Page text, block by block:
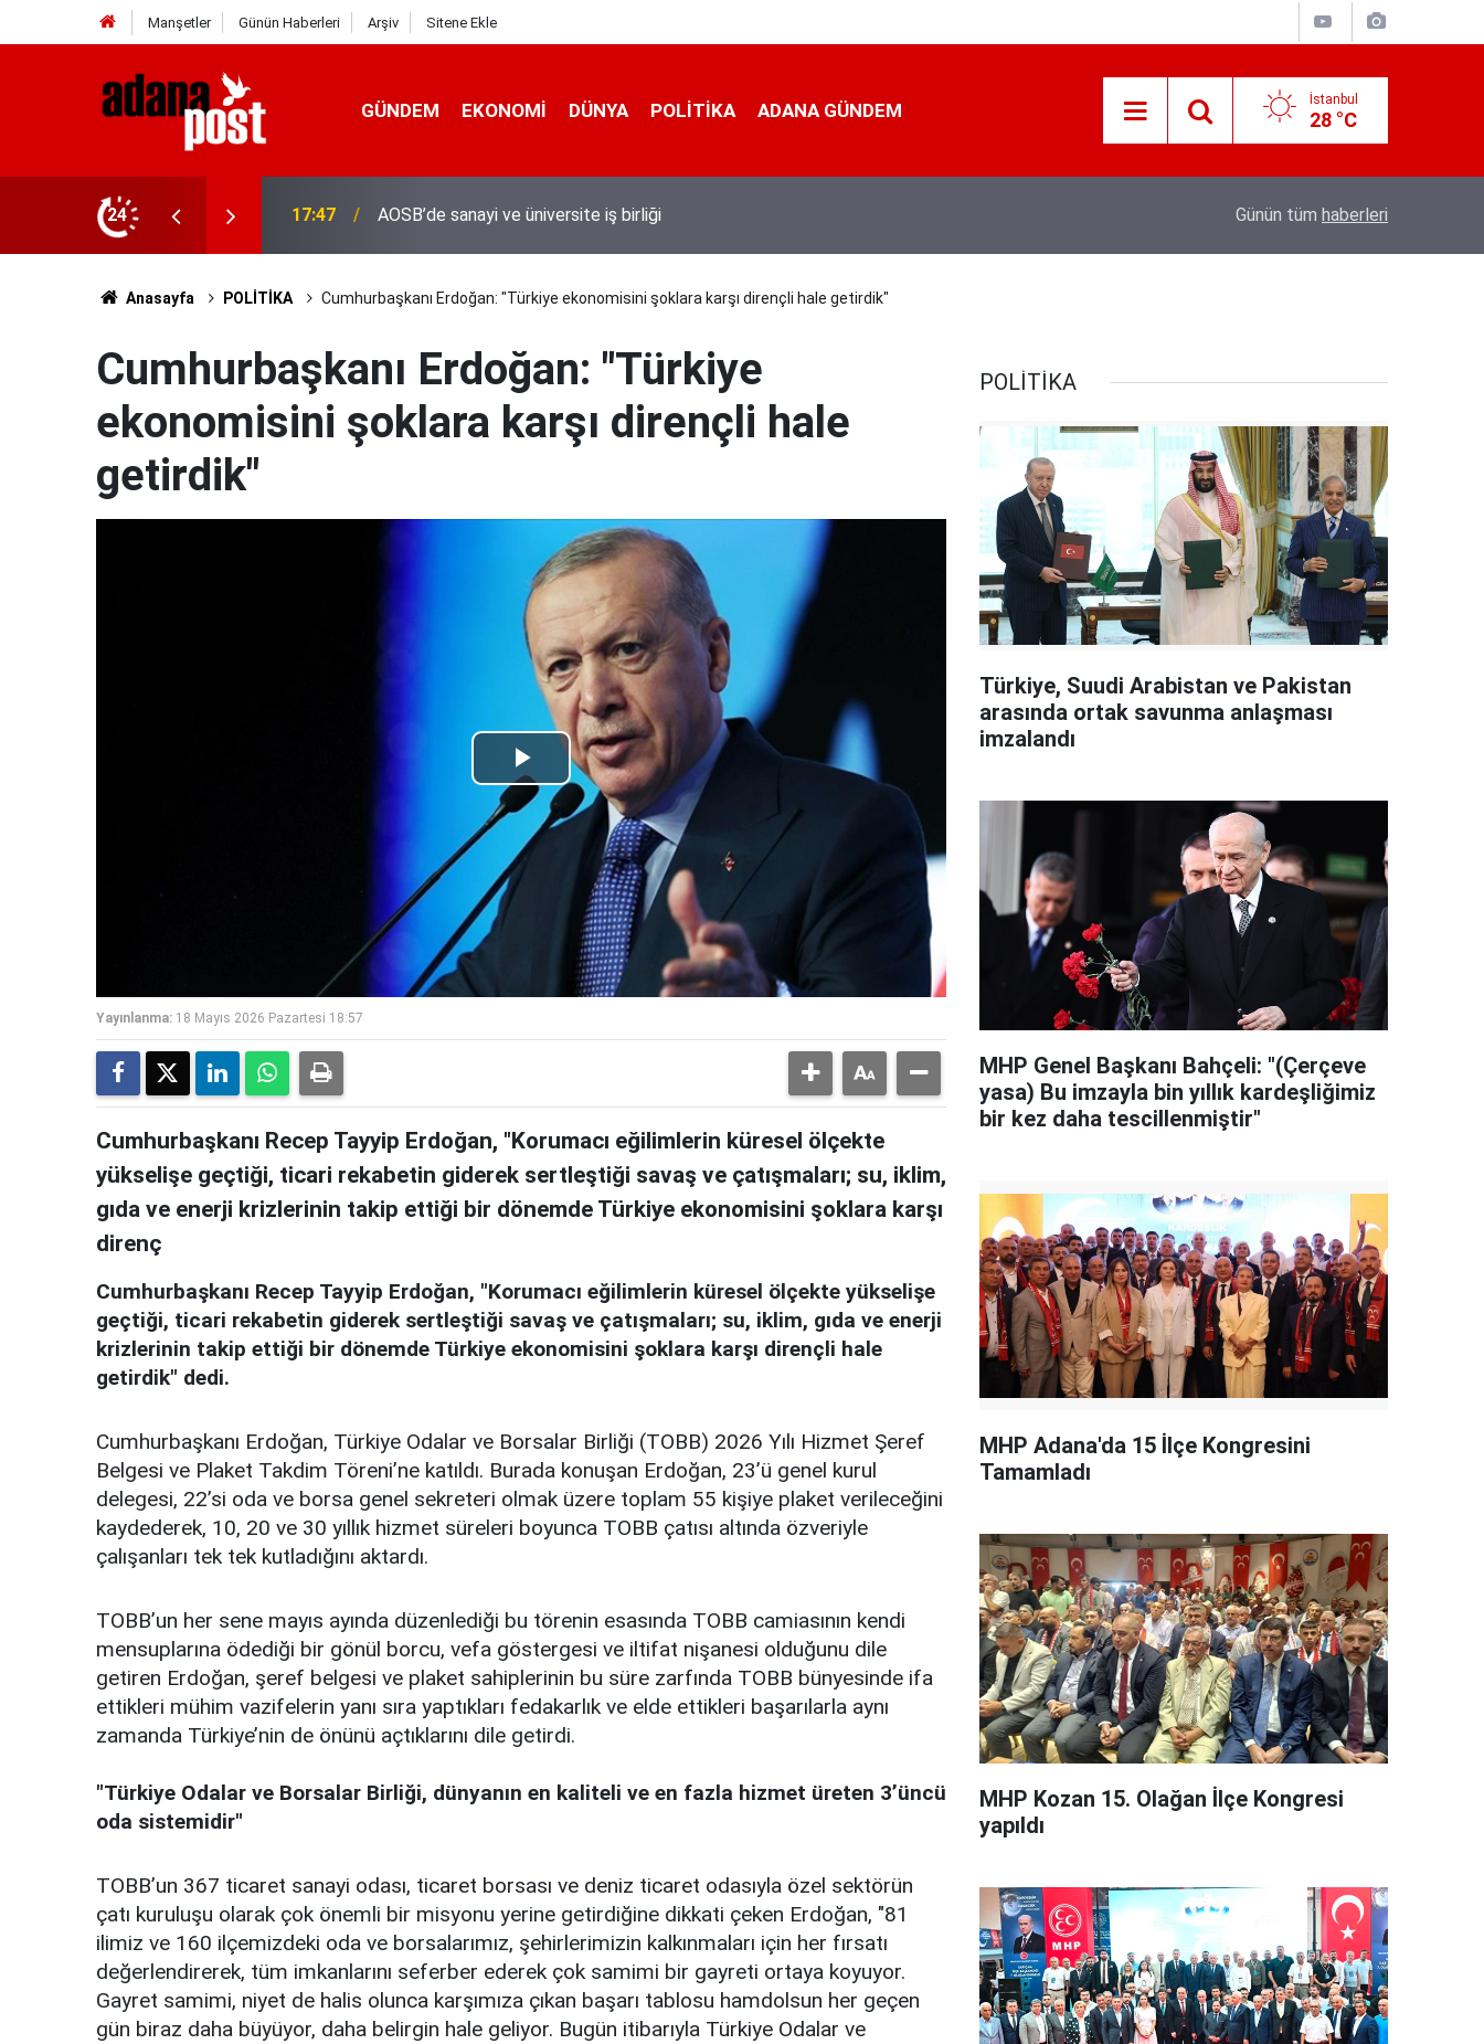
Manşetler Günün Haberleri Arşiv Sitene Ekle
GÜNDEM EKONOMI DÜNYA POLİTİKA ADANA GÜNDEM İstanbul
28 °C
24 17:41 Adana'da servis taşımacıları yeni plaka ihalesine tepki gösterdi
Danişma Merkezini Ziyaret Etti
Günün tüm haberleri
Anasayfa POLİTİKA Cumhurbaşkanı Erdoğan: "Türkiye ekonomisini şoklara karşı dirençli hale getirdik"
Cumhurbaşkanı Erdoğan: "Türkiye
ekonomisini şoklara karşı dirençli hale
getirdik"
Play
Video
Yayınlanma: 18 Mayıs 2026 Pazartesi 18:57
Cumhurbaşkanı Recep Tayyip Erdoğan, "Korumacı eğilimlerin küresel ölçekte
yükselişe geçtiği, ticari rekabetin giderek sertleştiği savaş ve çatışmaları; su, iklim,
gıda ve enerji krizlerinin takip ettiği bir dönemde Türkiye ekonomisini şoklara karşı
direnç
Cumhurbaşkanı Recep Tayyip Erdoğan, "Korumacı eğilimlerin küresel ölçekte yükselişe
geçtiği, ticari rekabetin giderek sertleştiği savaş ve çatışmaları; su, iklim, gıda ve enerji
krizlerinin takip ettiği bir dönemde Türkiye ekonomisini şoklara karşı dirençli hale
getirdik" dedi.
Cumhurbaşkanı Erdoğan, Türkiye Odalar ve Borsalar Birliği (TOBB) 2026 Yılı Hizmet Şeref
Belgesi ve Plaket Takdim Töreni’ne katıldı. Burada konuşan Erdoğan, 23’ü genel kurul
delegesi, 22’si oda ve borsa genel sekreteri olmak üzere toplam 55 kişiye plaket verileceğini
kaydederek, 10, 20 ve 30 yıllık hizmet süreleri boyunca TOBB çatısı altında özveriyle
çalışanları tek tek kutladığını aktardı.
TOBB’un her sene mayıs ayında düzenlediği bu törenin esasında TOBB camiasının kendi
mensuplarına ödediği bir gönül borcu, vefa göstergesi ve iltifat nişanesi olduğunu dile
getiren Erdoğan, şeref belgesi ve plaket sahiplerinin bu süre zarfında TOBB bünyesinde ifa
ettikleri mühim vazifelerin yanı sıra yaptıkları fedakarlık ve elde ettikleri başarılarla aynı
zamanda Türkiye’nin de önünü açtıklarını dile getirdi.
"Türkiye Odalar ve Borsalar Birliği, dünyanın en kaliteli ve en fazla hizmet üreten 3’üncü
oda sistemidir"
TOBB’un 367 ticaret sanayi odası, ticaret borsası ve deniz ticaret odasıyla özel sektörün
çatı kuruluşu olarak çok önemli bir misyonu yerine getirdiğine dikkati çeken Erdoğan, "81
ilimiz ve 160 ilçemizdeki oda ve borsalarımız, şehirlerimizin kalkınmaları için her fırsatı
değerlendirerek, tüm imkanlarını seferber ederek çok samimi bir gayreti ortaya koyuyor.
Gayret samimi, niyet de halis olunca karşımıza çıkan başarı tablosu hamdolsun her geçen
gün biraz daha büyüyor, daha belirgin hale geliyor. Bugün itibarıyla Türkiye Odalar ve
POLİTİKA
Türkiye, Suudi Arabistan ve Pakistan
arasında ortak savunma anlaşması
imzalandı
MHP Genel Başkanı Bahçeli: "(Çerçeve
yasa) Bu imzayla bin yıllık kardeşliğimiz
bir kez daha tescillenmiştir"
MHP Adana'da 15 İlçe Kongresini
Tamamladı
MHP Kozan 15. Olağan İlçe Kongresi
yapıldı